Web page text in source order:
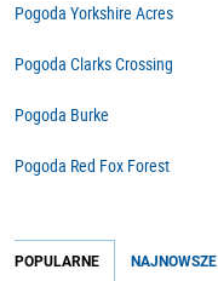
Pogoda Yorkshire Acres
Pogoda Clarks Crossing
Pogoda Burke
Pogoda Red Fox Forest
POPULARNE NAJNOWSZE